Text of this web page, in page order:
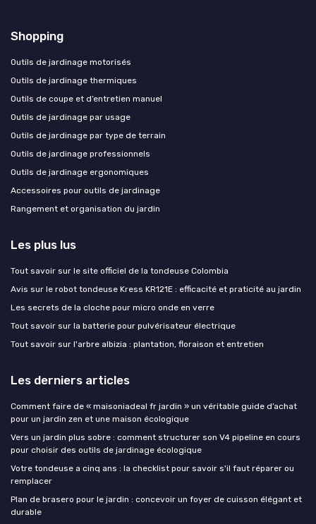
Shopping
Outils de jardinage motorisés
Outils de jardinage thermiques
Outils de coupe et d’entretien manuel
Outils de jardinage par usage
Outils de jardinage par type de terrain
Outils de jardinage professionnels
Outils de jardinage ergonomiques
Accessoires pour outils de jardinage
Rangement et organisation du jardin
Les plus lus
Tout savoir sur le site officiel de la tondeuse Colombia
Avis sur le robot tondeuse Kress KR121E : efficacité et praticité au jardin
Les secrets de la cloche pour micro onde en verre
Tout savoir sur la batterie pour pulvérisateur électrique
Tout savoir sur l'arbre albizia : plantation, floraison et entretien
Les derniers articles
Comment faire de « maisoniadeal fr jardin » un véritable guide d’achat
pour un jardin zen et une maison écologique
Vers un jardin plus sobre : comment structurer son V4 pipeline en cours
pour choisir des outils de jardinage écologique
Votre tondeuse a cinq ans : la checklist pour savoir s'il faut réparer ou
remplacer
Plan de brasero pour le jardin : concevoir un foyer de cuisson élégant et
durable